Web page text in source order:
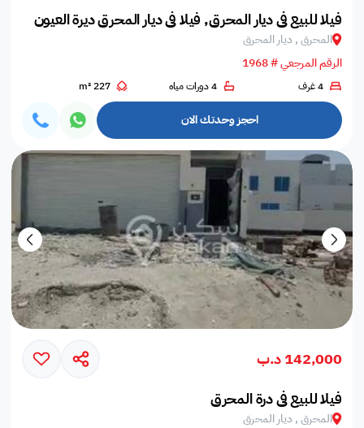
فيلا للبيع في ديار المحرق, فيلا في ديار المحرق ديرة العيون
المحرق , ديار المحرق
الرقم المرجعي # 1968
4 غرف 4 دورات مياه 227 m²
احجز وحدتك الان
142,000 د.ب
فيلا للبيع في درة المحرق
المحرق , ديار المحرق